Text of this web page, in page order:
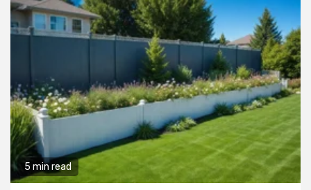
5 min read